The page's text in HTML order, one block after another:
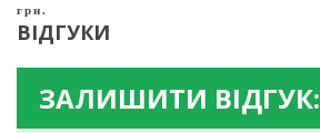
грн.
ВІДГУКИ
ЗАЛИШИТИ ВІДГУК: